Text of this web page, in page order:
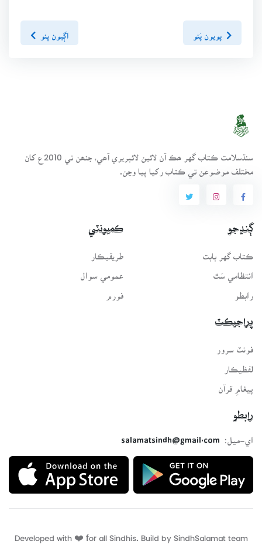
اڳيون پنو
سنڌسلامت ڪتاب گهر ھڪ آن لائين لائبريري آھي، جنھن تي 2010ع کان
مختلف موضوعن تي ڪتاب رکيا پيا وڃن.
ڳنڍجو
ڪتاب گهر بابت
انتظامي سَٿ
رابطو
ڪميونٽي
طريقيڪار
عمومي سوال
فورم
پراجيڪٽ
فونٽ سرور
لفظيڪار
پيغامِ قرآن
رابطو
اي-ميل:
salamatsindh@gmail.com
Developed with ❤️ for all Sindhis. Build by SindhSalamat